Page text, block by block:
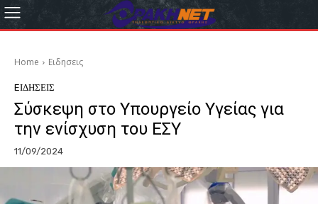
Home Eιδησεις
EΙΔΗΣΕΙΣ
Σύσκεψη στο Υπουργείο Υγείας για
την ενίσχυση του ΕΣΥ
11/09/2024